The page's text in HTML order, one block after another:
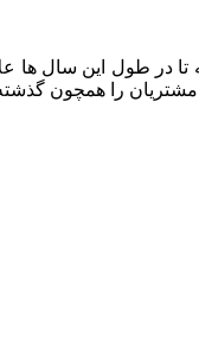
در طول این سال ها
مشتریان را همچون